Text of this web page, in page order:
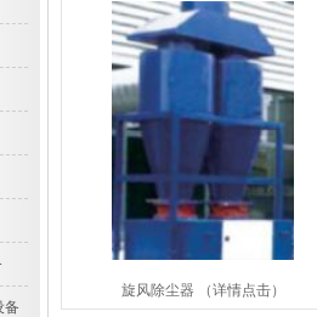
备
旋风除尘器 （详情点击）